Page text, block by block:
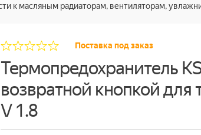
Поставка под заказ
Термопредохранитель
возвратной кнопкой для
V 1.8